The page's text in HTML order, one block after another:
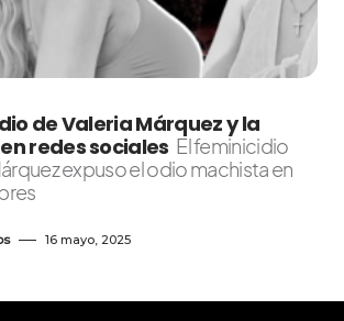
de Valeria Márquez y la
redes sociales El feminicidio
expuso el odio machista en
16 mayo, 2025